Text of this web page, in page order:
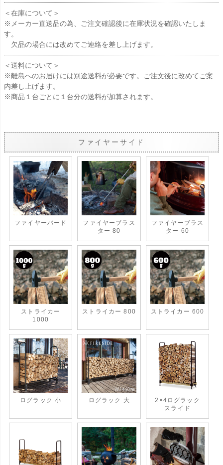
＜在庫について＞
※メーカー直送品の為、ご注文確認後に在庫状況を確認いたしま
す。
欠品の場合には改めてご連絡を差し上げます。
＜送料について＞
※離島へのお届けには別途送料が必要です。ご注文後に改めてご案
内差し上げます。
※商品１台ごとに１台分の送料が加算されます。
ファイヤーサイド
ファイヤーバード
ファイヤーブラス
ター 80
ファイヤーブラス
ター 60
ストライカー
1000
ストライカー 800 ストライカー 600
ログラック 小 ログラック 大
2×4ログラック
スライド